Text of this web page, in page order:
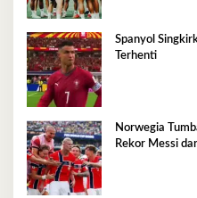
Spanyol
Terhenti
Norwegia
Rekor Messi